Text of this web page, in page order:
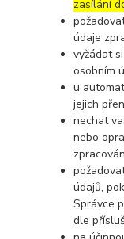
zasílání
údaje
vyžádat
osobním
u
jejich
nechat
nebo
údajů,
Správce
dle